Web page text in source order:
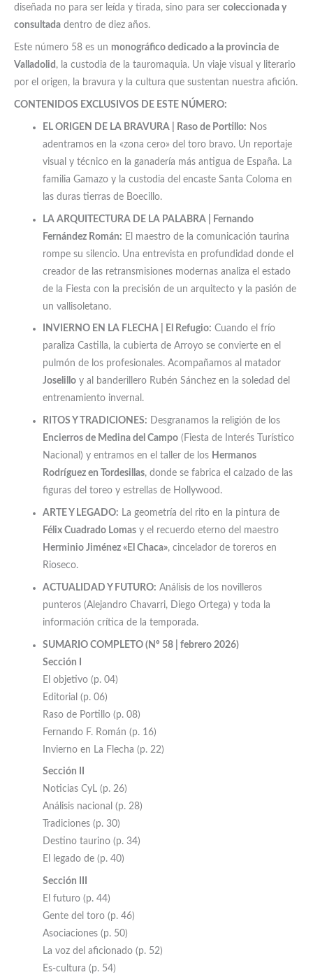
diseñada no para ser leída y tirada, sino para ser coleccionada y
consultada dentro de diez años.
Este número 58 es un monográfico dedicado a la provincia de
Valladolid , la custodia de la tauromaquia. Un viaje visual y literario
por el origen, la bravura y la cultura que sustentan nuestra afición.
CONTENIDOS EXCLUSIVOS DE ESTE NÚMERO:
EL ORIGEN DE LA BRAVURA | Raso de Portillo: Nos
adentramos en la «zona cero» del toro bravo. Un reportaje
visual y técnico en la ganadería más antigua de España. La
familia Gamazo y la custodia del encaste Santa Coloma en
las duras tierras de Boecillo.
LA ARQUITECTURA DE LA PALABRA | Fernando
Fernández Román: El maestro de la comunicación taurina
rompe su silencio. Una entrevista en profundidad donde el
creador de las retransmisiones modernas analiza el estado
de la Fiesta con la precisión de un arquitecto y la pasión de
un vallisoletano.
INVIERNO EN LA FLECHA | El Refugio: Cuando el frío
paraliza Castilla, la cubierta de Arroyo se convierte en el
pulmón de los profesionales. Acompañamos al matador
Joselillo y al banderillero Rubén Sánchez en la soledad del
entrenamiento invernal.
RITOS Y TRADICIONES: Desgranamos la religión de los
Encierros de Medina del Campo (Fiesta de Interés Turístico
Nacional) y entramos en el taller de los Hermanos
Rodríguez en Tordesillas, donde se fabrica el calzado de las
figuras del toreo y estrellas de Hollywood.
ARTE Y LEGADO: La geometría del rito en la pintura de
Félix Cuadrado Lomas y el recuerdo eterno del maestro
Herminio Jiménez «El Chaca», cincelador de toreros en
Rioseco.
ACTUALIDAD Y FUTURO: Análisis de los novilleros
punteros (Alejandro Chavarri, Diego Ortega) y toda la
información crítica de la temporada.
SUMARIO COMPLETO (Nº 58 | febrero 2026)
Sección I
El objetivo (p. 04)
Editorial (p. 06)
Raso de Portillo (p. 08)
Fernando F. Román (p. 16)
Invierno en La Flecha (p. 22)
Sección II
Noticias CyL (p. 26)
Análisis nacional (p. 28)
Tradiciones (p. 30)
Destino taurino (p. 34)
El legado de (p. 40)
Sección III
El futuro (p. 44)
Gente del toro (p. 46)
Asociaciones (p. 50)
La voz del aficionado (p. 52)
Es-cultura (p. 54)